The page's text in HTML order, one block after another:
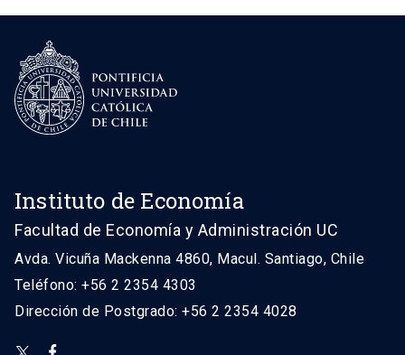
Instituto de Economía
Facultad de Economía y Administración UC
Avda. Vicuña Mackenna 4860, Macul. Santiago, Chile
Teléfono: +56 2 2354 4303
Dirección de Postgrado: +56 2 2354 4028